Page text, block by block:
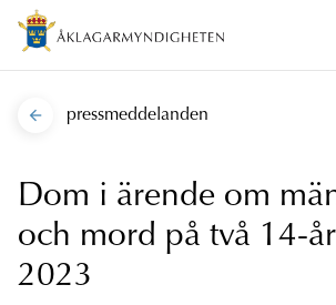
pressmeddelanden
Dom i ärende om
och mord på två 14-
2023